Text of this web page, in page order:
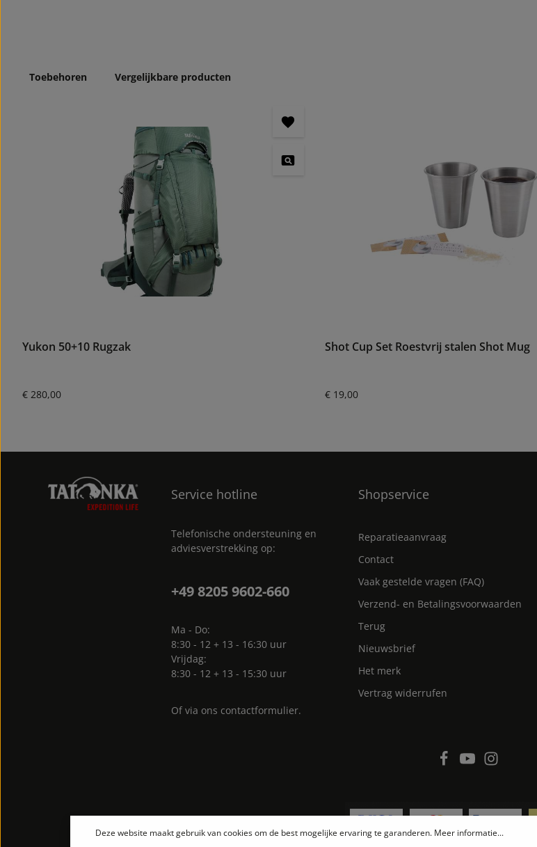
Toebehoren
Vergelijkbare producten
Yukon 50+10 Rugzak
Normale prijs:
€ 280,00
Shot Cup Set Roestvrij stalen Shot Mug
Normale prijs:
€ 19,00
Service hotline
Telefonische ondersteuning en
adviesverstrekking op:
+49 8205 9602-660
Ma - Do:
8:30 - 12 + 13 - 16:30 uur
Vrijdag:
8:30 - 12 + 13 - 15:30 uur
Of via ons contactformulier.
Shopservice
Reparatieaanvraag
Contact
Vaak gestelde vragen (FAQ)
Verzend- en Betalingsvoorwaarden
Terug
Nieuwsbrief
Het merk
Vertrag widerrufen
Deze website maakt gebruik van cookies om de best mogelijke ervaring te garanderen. Meer informatie...